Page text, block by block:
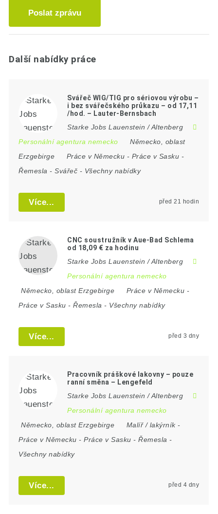
Poslat zprávu
Další nabídky práce
Svářeč WIG/TIG pro sériovou výrobu –
i bez svářečského průkazu – od 17,11
/hod. – Lauter-Bernsbach
Starke Jobs Lauenstein / Altenberg
Personální agentura nemecko
Německo
oblast
Erzgebirge
Práce v Německu - Práce v Sasku -
Řemesla -Svářeč - Všechny nabídky
Více... před 21 hodin
CNC soustružník v Aue-Bad Schlema
od 18,09 € za hodinu
Starke Jobs Lauenstein / Altenberg
Personální agentura nemecko
Německo
oblast Erzgebirge Práce v Německu -
Práce v Sasku -Řemesla - Všechny nabídky
Více... před 3 dny
Pracovník práškové lakovny – pouze
ranní směna – Lengefeld
Starke Jobs Lauenstein / Altenberg
Personální agentura nemecko
Německo
oblast Erzgebirge Malíř / lakýrník-
Práce v Německu -Práce v Sasku -Řemesla -
Všechny nabídky
Více... před 4 dny